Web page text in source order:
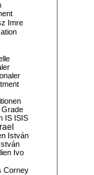
Imre
Grade
IS ISIS
István
István
Ivo
Corney